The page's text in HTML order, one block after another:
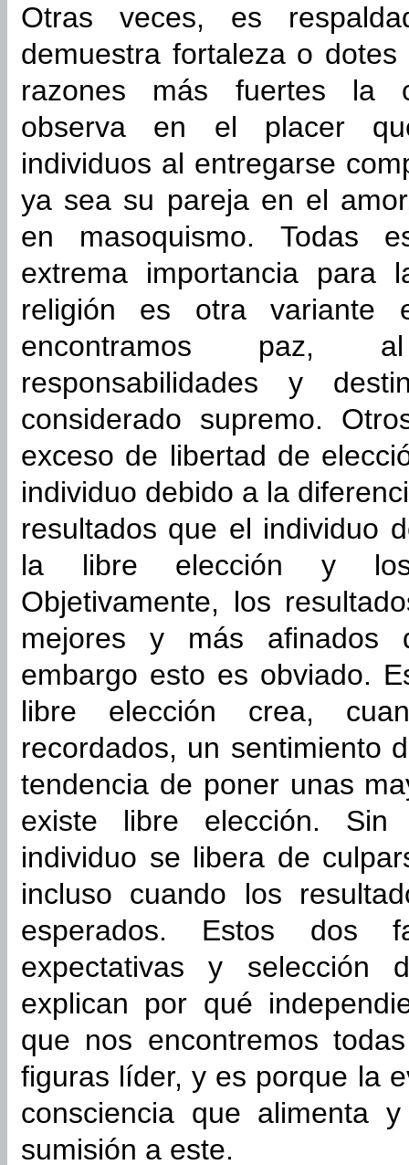
Otras veces, es
demuestra fortaleza o
razones más fuertes la
observa en el placer
individuos al entregarse
ya sea su pareja en el
en masoquismo. Todas
extrema importancia para
religión es otra variante
encontramos paz,
responsabilidades y
considerado supremo.
exceso de libertad de
individuo debido a la
resultados que el individuo
la libre elección y los
Objetivamente, los
mejores y más
embargo esto es obviado.
libre elección crea,
recordados, un sentimiento
tendencia de poner unas
existe libre elección.
individuo se libera de
incluso cuando los
esperados. Estos dos
expectativas y selección
explican por qué
que nos encontremos
figuras líder, y es porque la
consciencia que alimenta
sumisión a este.